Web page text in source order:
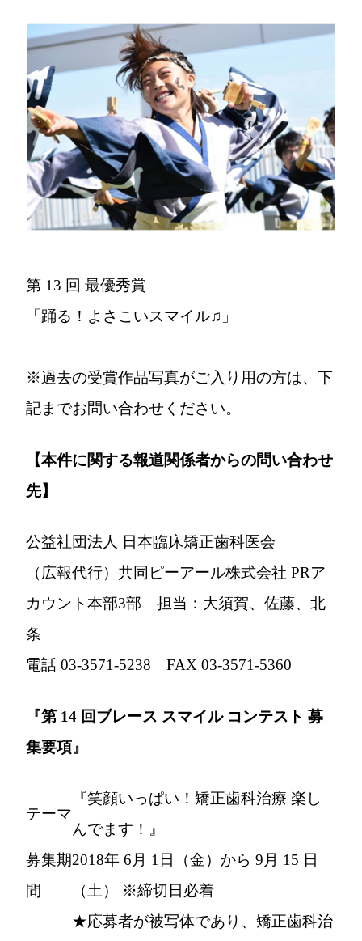
第 13 回 最優秀賞
「踊る！よさこいスマイル♫」
※過去の受賞作品写真がご入り用の方は、下
記までお問い合わせください。
【本件に関する報道関係者からの問い合わせ
先】
公益社団法人 日本臨床矯正歯科医会
（広報代行）共同ピーアール株式会社 PRア
カウント本部3部 担当：大須賀、佐藤、北
条
電話 03-3571-5238 FAX 03-3571-5360
『第 14 回ブレース スマイル コンテスト 募
集要項』
テーマ
『笑顔いっぱい！矯正歯科治療 楽し
んでます！』
募集期
間
2018年 6月 1日（金）から 9月 15 日
（土） ※締切日必着
★応募者が被写体であり、矯正歯科治